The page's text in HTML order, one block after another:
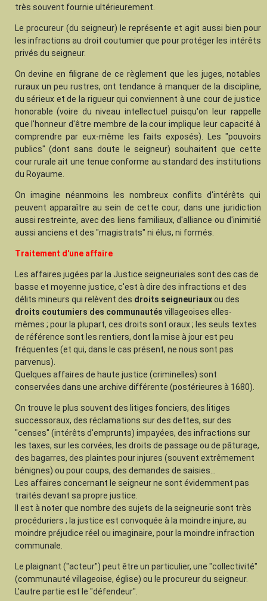
très souvent fournie ultérieurement.
Le procureur (du seigneur) le représente et agit aussi bien pour
les infractions au droit coutumier que pour protéger les intérêts
privés du seigneur.
On devine en filigrane de ce règlement que les juges, notables
ruraux un peu rustres, ont tendance à manquer de la discipline,
du sérieux et de la rigueur qui conviennent à une cour de justice
honorable (voire du niveau intellectuel puisqu'on leur rappelle
que l'honneur d'être membre de la cour implique leur capacité à
comprendre par eux-même les faits exposés). Les "pouvoirs
publics" (dont sans doute le seigneur) souhaitent que cette
cour rurale ait une tenue conforme au standard des institutions
du Royaume.
On imagine néanmoins les nombreux conflits d'intérêts qui
peuvent apparaître au sein de cette cour, dans une juridiction
aussi restreinte, avec des liens familiaux, d'alliance ou d'inimitié
aussi anciens et des "magistrats" ni élus, ni formés.
Traitement d'une affaire
Les affaires jugées par la Justice seigneuriales sont des cas de
basse et moyenne justice, c'est à dire des infractions et des
délits mineurs qui relèvent des droits seigneuriauxou des
droits coutumiers des communautés villageoises elles-
mêmes ; pour la plupart, ces droits sont oraux ; les seuls textes
de référence sont les rentiers, dont la mise à jour est peu
fréquentes (et qui, dans le cas présent, ne nous sont pas
parvenus).
Quelques affaires de haute justice (criminelles) sont
conservées dans une archive différente (postérieures à 1680).
On trouve le plus souvent des litiges fonciers, des litiges
successoraux, des réclamations sur des dettes, sur des
"censes" (intérêts d'emprunts) impayées, des infractions sur
les taxes, sur les corvées, les droits de passage ou de pâturage,
des bagarres, des plaintes pour injures (souvent extrêmement
bénignes) ou pour coups, des demandes de saisies...
Les affaires concernant le seigneur ne sont évidemment pas
traités devant sa propre justice.
Il est à noter que nombre des sujets de la seigneurie sont très
procéduriers ; la justice est convoquée à la moindre injure, au
moindre préjudice réel ou imaginaire, pour la moindre infraction
communale.
Le plaignant ("acteur") peut être un particulier, une "collectivité"
(communauté villageoise, église) ou le procureur du seigneur.
L'autre partie est le "défendeur".